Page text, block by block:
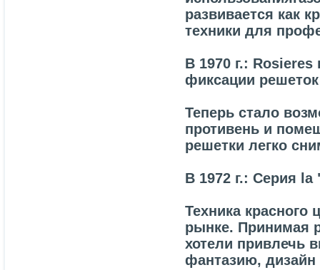
развивается как
техники для
В 1970 г.:
фиксации решеток
Теперь стало
противень и
решетки легко
В 1972 г.: Серия la
Техника красного
рынке. Принимая
хотели привлечь
фантазию, дизайн